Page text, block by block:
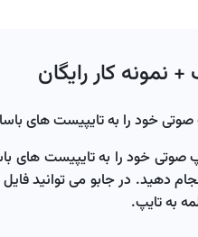
کار رایگان
خود را به تایپیست های
خود را به تایپیست های
در جابو می توانید فایل
به تایپ.